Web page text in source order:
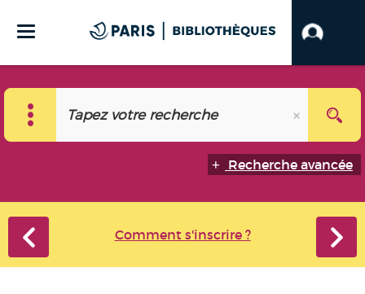
Recherche avancée
Comment s'inscrire ?